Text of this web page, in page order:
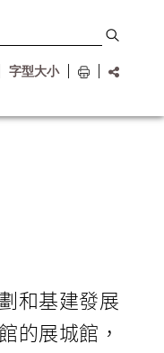
字型大小
和基建發展
的展城館，